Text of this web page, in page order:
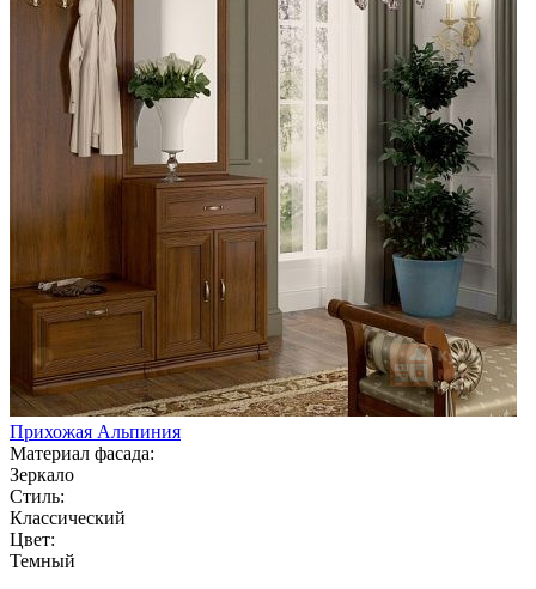
Прихожая Альпиния
Материал фасада:
Зеркало
Стиль:
Классический
Цвет:
Темный